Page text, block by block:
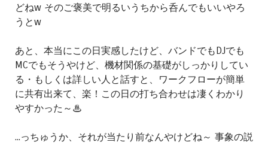
どねw そのご褒美で明るいうちから呑んでもいいやろ
うとw
あと、本当にこの日実感したけど、バンドでもDJでも
MCでもそうやけど、機材関係の基礎がしっかりしてい
る・もしくは詳しい人と話すと、ワークフローが簡単
に共有出来て、楽！この日の打ち合わせは凄くわかり
やすかった～♨
...っちゅうか、それが当たり前なんやけどね～ 事象の説